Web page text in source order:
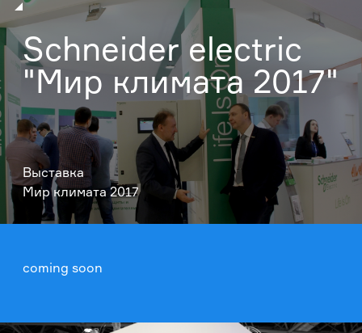
Schneider electric
"Мир климата 2017"
Выставка
Мир климата 2017
coming soon